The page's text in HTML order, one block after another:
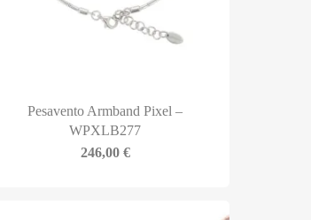
Pesavento Armband Pixel –
WPXLB277
246,00 €